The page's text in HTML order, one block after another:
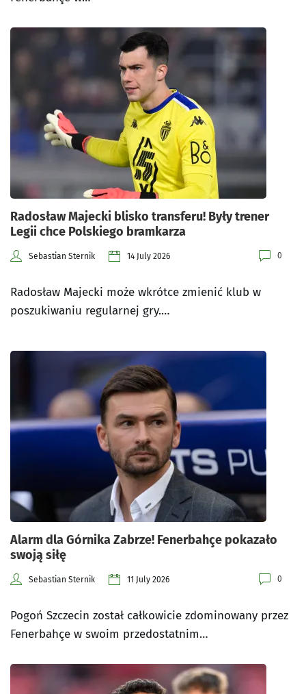
Radosław Majecki blisko transferu! Były trener
Legii chce Polskiego bramkarza
Sebastian Sternik 14 July 2026 0
Radosław Majecki może wkrótce zmienić klub w
poszukiwaniu regularnej gry.…
Alarm dla Górnika Zabrze! Fenerbahçe pokazało
swoją siłę
Sebastian Sternik 11 July 2026 0
Pogoń Szczecin został całkowicie zdominowany przez
Fenerbahçe w swoim przedostatnim…